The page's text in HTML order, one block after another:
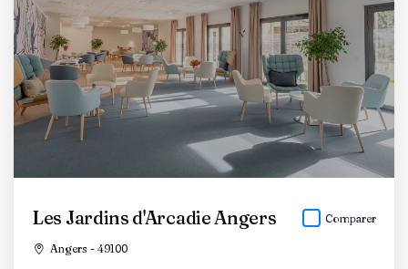
Les Jardins d'Arcadie Angers
Angers - 49100
Comparer